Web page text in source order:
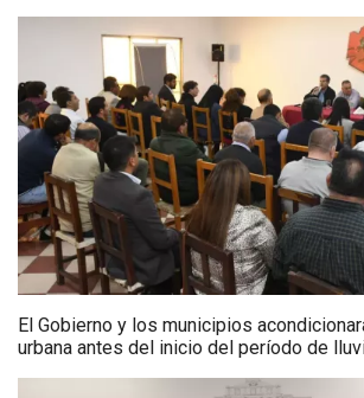
El Gobierno y los municipios
urbana antes del inicio del período de